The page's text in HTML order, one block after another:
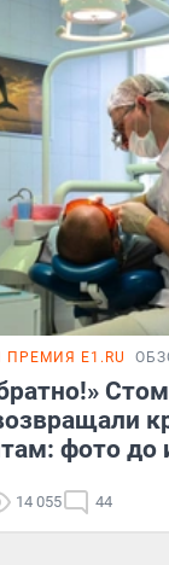
E1.RU
фото до
14 055 44